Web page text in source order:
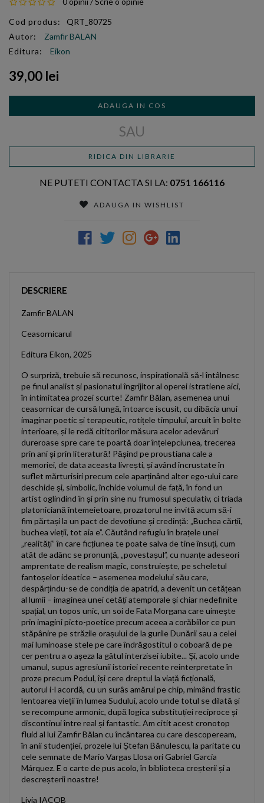
Cod produs:
QRT_80725
Autor:
Zamfir BALAN
Editura:
Eikon
39,00 lei
ADAUGA IN COS
SAU
RIDICA DIN LIBRARIE
NE PUTETI CONTACTA SI LA: 0751 166116
ADAUGA IN WISHLIST
DESCRIERE
Zamfir BALAN
Ceasornicarul
Editura Eikon, 2025
O surpriză, trebuie să recunosc, inspirațională să-l întâlnesc
pe finul analist și pasionatul îngrijitor al operei istratiene aici,
în intimitatea prozei scurte! Zamfir Bălan, asemenea unui
ceasornicar de cursă lungă, întoarce iscusit, cu dibăcia unui
imaginar poetic și terapeutic, rotițele timpului, arcuit în bolte
interioare, și le redă cititorilor măsura acelor adevăruri
dureroase spre care te poartă doar înțelepciunea, trecerea
prin ani și prin literatură! Pășind pe proustiana cale a
memoriei, de data aceasta livrești, și având încrustate în
suflet mărturisiri precum cele aparținând alter ego-ului care
deschide și, simbolic, închide volumul de față, în fond un
artist oglindind în și prin sine nu frumosul speculativ, ci triada
platoniciană întemeietoare, prozatorul ne invită acum să-i
fim părtași la un pact de devoțiune și credință: „Buchea cărții,
buchea vieții, tot aia e”. Căutând refugiu în brațele unei
„realități” în care ficțiunea te poate salva de tine însuți, cum
atât de adânc se pronunță, „povestașul”, cu nuanțe adeseori
amprentate de realism magic, construiește, pe scheletul
fantoșelor ideatice – asemenea modelului său care,
despărțindu-se de condiția de apatrid, a devenit un cetățean
al lumii – imaginea unei cetăți atemporale și chiar nedefinite
spațial, un topos unic, un soi de Fata Morgana care uimește
prin imagini picto-poetice precum aceea a corăbiilor ce pun
stăpânire pe străzile orașului de la gurile Dunării sau a celei
mai luminoase stele pe care îndrăgostitul o coboară de pe
cer pentru a o așeza la gâtul interzisei iubite... Și, acolo unde
umanul, supus agresiunii istoriei recente reinterpretate în
proze precum Podul, își cere dreptul la viață ficțională,
autorul i-l acordă, cu un surâs amărui pe chip, mimând frastic
lentoarea vieții în lumea Sudului, acolo unde totul se dilată și
se recompune armonic, după logica substituției reciproce și
discontinui între real și fantastic. Am citit acest cronotop
fluid al lui Zamfir Bălan cu încântarea cu care descopeream,
în anii studenției, prozele lui Ștefan Bănulescu, la paritate cu
cele semnate de Mario Vargas Llosa ori Gabriel García
Márquez. E o carte de pus acolo, în biblioteca creșterii și a
descreșterii noastre!
Livia IACOB